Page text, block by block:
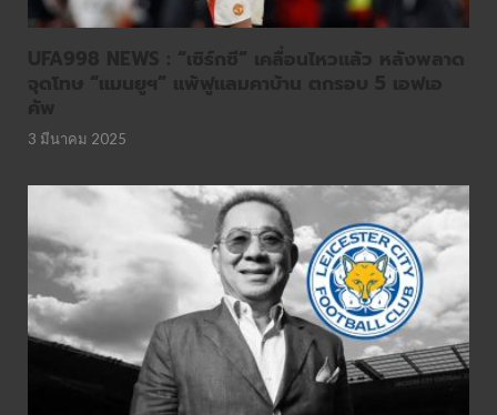
3 มีนาคม 2025